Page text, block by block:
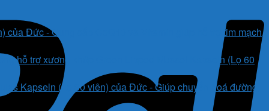
của Đức - Cung cấp CoQ10 và Vitamin giúp hỗ trợ tim mạch,
hỗ trợ xương khớp Green Lipped Mussel Kapseln (Lọ 60
Kapseln (Lọ 30 viên) của Đức - Giúp chuyển hoá đường,